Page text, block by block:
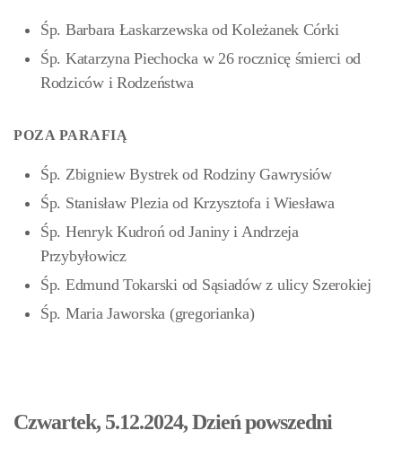
Śp. Barbara Łaskarzewska od Koleżanek Córki
Śp. Katarzyna Piechocka w 26 rocznicę śmierci od
Rodziców i Rodzeństwa
POZA PARAFIĄ
Śp. Zbigniew Bystrek od Rodziny Gawrysiów
Śp. Stanisław Plezia od Krzysztofa i Wiesława
Śp. Henryk Kudroń od Janiny i Andrzeja
Przybyłowicz
Śp. Edmund Tokarski od Sąsiadów z ulicy Szerokiej
Śp. Maria Jaworska (gregorianka)
Czwartek, 5.12.2024, Dzień powszedni